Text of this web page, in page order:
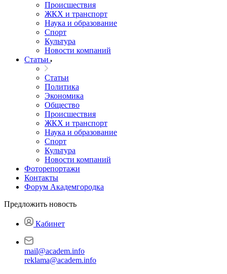
Происшествия
ЖКХ и транспорт
Наука и образование
Спорт
Культура
Новости компаний
Статьи
Статьи
Политика
Экономика
Общество
Происшествия
ЖКХ и транспорт
Наука и образование
Спорт
Культура
Новости компаний
Фоторепортажи
Контакты
Форум Академгородка
Предложить новость
Кабинет
mail@academ.info
reklama@academ.info